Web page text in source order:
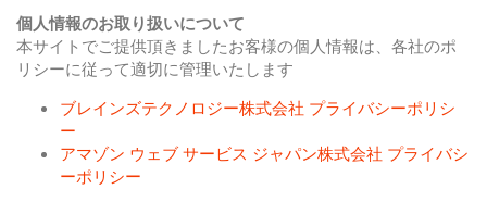
個人情報のお取り扱いについて
本サイトでご提供頂きましたお客様の個人情報は、各社のポ
リシーに従って適切に管理いたします
ブレインズテクノロジー株式会社 プライバシーポリシ
ー
アマゾン ウェブ サービス ジャパン株式会社 プライバシ
ーポリシー